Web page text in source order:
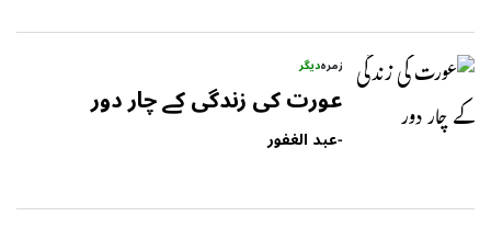
زمرہدیگر
عورت کی زندگی کے چار دور
-عبد الغفور